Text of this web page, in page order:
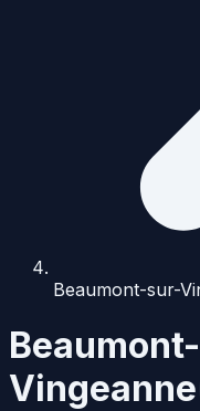
Beaumont-sur-
Vingeanne